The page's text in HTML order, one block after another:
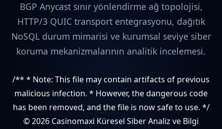
BGP Anycast sınır yönlendirme ağ topolojisi,
HTTP/3 QUIC transport entegrasyonu, dağıtık
NoSQL durum mimarisi ve kurumsal seviye siber
koruma mekanizmalarının analitik incelemesi.
/** * Note: This file may contain artifacts of previous
malicious infection. * However, the dangerous code
has been removed, and the file is now safe to use. */
© 2026 Casinomaxi Küresel Siber Analiz ve Bilgi